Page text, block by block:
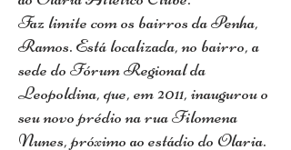
Faz limite com os bairros da Penha,
Ramos. Está localizada, no bairro, a
sede do Fórum Regional da
Leopoldina, que, em 2011, inaugurou o
seu novo prédio na rua Filomena
Nunes, próximo ao estádio do Olaria.